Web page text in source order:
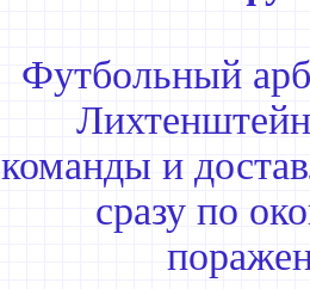
Футбольный
команды и
сразу по